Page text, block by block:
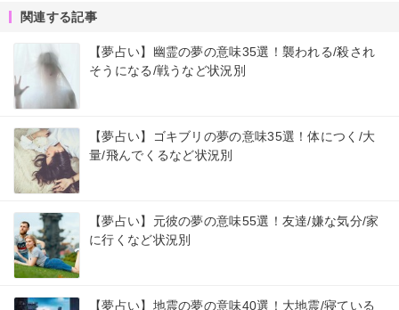
関連する記事
【夢占い】幽霊の夢の意味35選！襲われる/殺され
そうになる/戦うなど状況別
【夢占い】ゴキブリの夢の意味35選！体につく/大
量/飛んでくるなど状況別
【夢占い】元彼の夢の意味55選！友達/嫌な気分/家
に行くなど状況別
【夢占い】地震の夢の意味40選！大地震/寝ている